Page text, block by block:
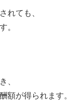
れても、
。
、
額が得られます。